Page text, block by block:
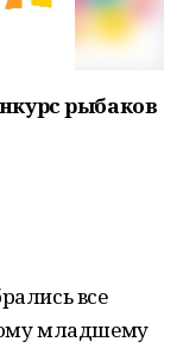
рыбаков
все
младшему